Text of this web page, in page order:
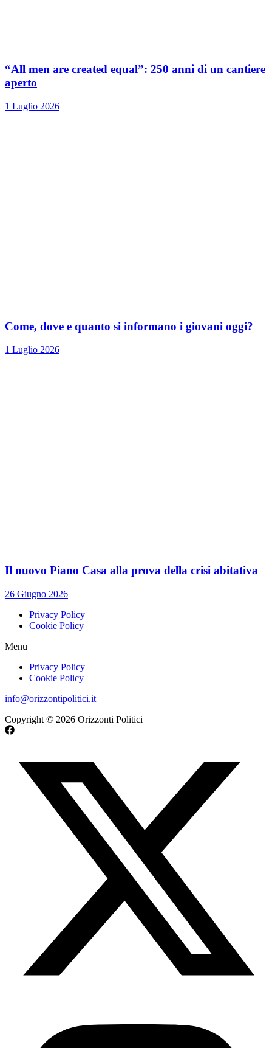
“All men are created equal”: 250 anni di un cantiere
aperto
1 Luglio 2026
Come, dove e quanto si informano i giovani oggi?
1 Luglio 2026
Il nuovo Piano Casa alla prova della crisi abitativa
26 Giugno 2026
Privacy Policy
Cookie Policy
Menu
Privacy Policy
Cookie Policy
info@orizzontipolitici.it
Copyright © 2026 Orizzonti Politici